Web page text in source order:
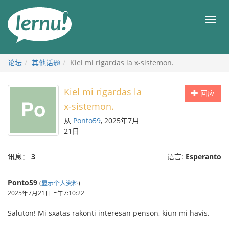
目
论坛 其他话题 Kiel mi rigardas la x-sistemon.
回应
Kiel mi rigardas la
x-sistemon.
从 Ponto59, 2025年7月
21日
讯息： 3 语言: Esperanto
Ponto59 (显示个人资料)
2025年7月21日上午7:10:22
Saluton! Mi sxatas rakonti interesan penson, kiun mi havis.